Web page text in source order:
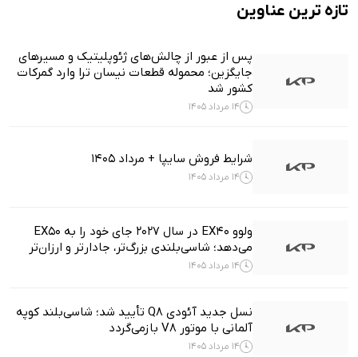
تازه ترین عناوین
پس از عبور از چالش‌های ژئوپلیتیک و مسیرهای
جایگزین؛ محموله قطعات نیسان ترا وارد گمرکات
کشور شد
14 مرداد 1405
شرایط فروش سایپا + مرداد 1405
14 مرداد 1405
ولوو EX40 در سال ۲۰۲۷ جای خود را به EX50
می‌دهد؛ شاسی‌بلندی بزرگ‌تر، جادارتر و ارزان‌تر
14 مرداد 1405
نسل جدید آئودی Q8 تأیید شد؛ شاسی‌بلند کوپه
آلمانی با موتور V8 بازمی‌گردد
14 مرداد 1405